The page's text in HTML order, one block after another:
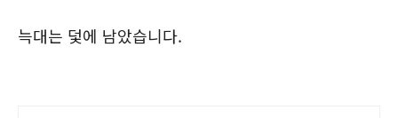
늑대는 덫에 남았습니다.